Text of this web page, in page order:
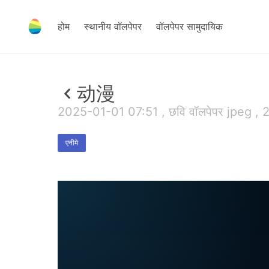
होम स्थानीय वॉलपेपर वॉलपेपर सामुदायिक
动漫
2025-01-01 07:51 , छवि वॉलपेपर jpeg ,
एनीमे